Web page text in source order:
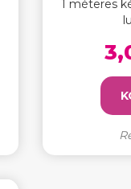
1 méteres